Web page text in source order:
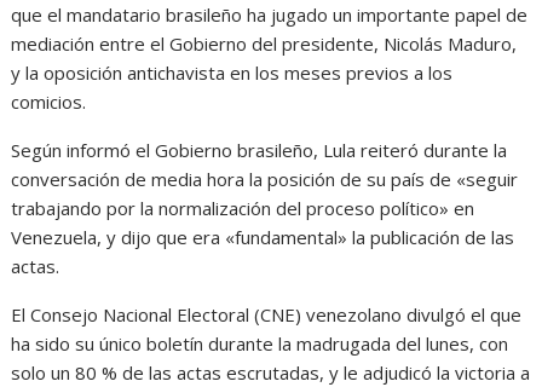
que el mandatario brasileño ha jugado un importante papel de
mediación entre el Gobierno del presidente, Nicolás Maduro,
y la oposición antichavista en los meses previos a los
comicios.
Según informó el Gobierno brasileño, Lula reiteró durante la
conversación de media hora la posición de su país de «seguir
trabajando por la normalización del proceso político» en
Venezuela, y dijo que era «fundamental» la publicación de las
actas.
El Consejo Nacional Electoral (CNE) venezolano divulgó el que
ha sido su único boletín durante la madrugada del lunes, con
solo un 80 % de las actas escrutadas, y le adjudicó la victoria a